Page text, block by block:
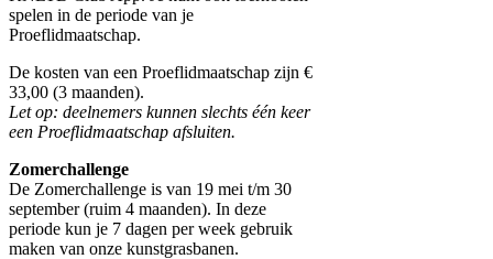
spelen in de periode van je
Proeflidmaatschap.
De kosten van een Proeflidmaatschap zijn €
33,00 (3 maanden).
Let op: deelnemers kunnen slechts één keer
een Proeflidmaatschap afsluiten.
Zomerchallenge
De Zomerchallenge is van 19 mei t/m 30
september (ruim 4 maanden). In deze
periode kun je 7 dagen per week gebruik
maken van onze kunstgrasbanen.